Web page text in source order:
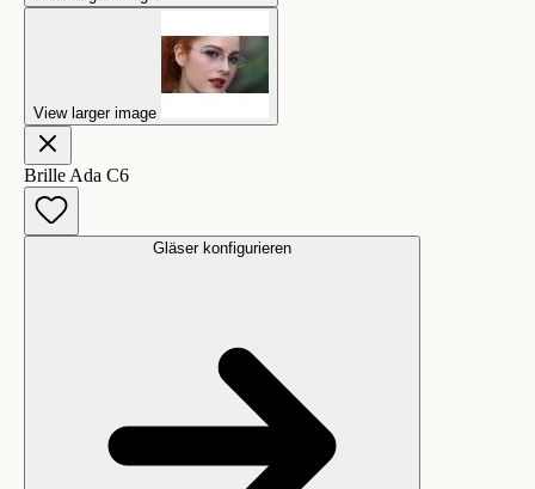
View larger image
Brille Ada C6
Gläser konfigurieren